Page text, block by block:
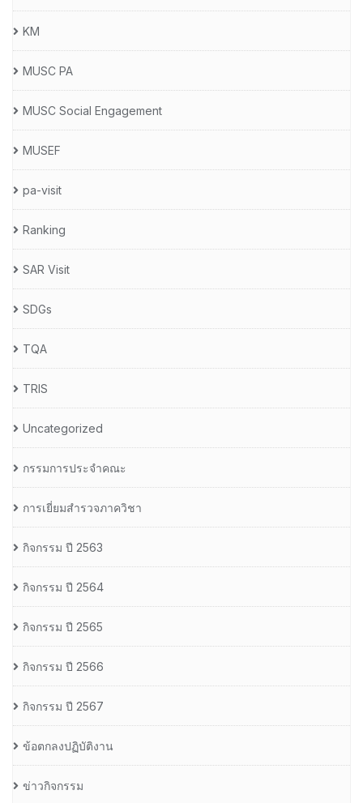
KM
MUSC PA
MUSC Social Engagement
MUSEF
pa-visit
Ranking
SAR Visit
SDGs
TQA
TRIS
Uncategorized
กรรมการประจำคณะ
การเยี่ยมสำรวจภาควิชา
กิจกรรม ปี 2563
กิจกรรม ปี 2564
กิจกรรม ปี 2565
กิจกรรม ปี 2566
กิจกรรม ปี 2567
ข้อตกลงปฏิบัติงาน
ข่าวกิจกรรม